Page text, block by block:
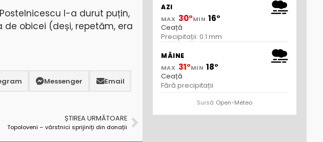
l-a durut puțin,
obicei (deși, repetăm, era
Messenger Email
ȘTIREA URMĂTOARE
Topoloveni – vârstnici sprijiniți din donații
AZI
MAX 30°MIN 16°
Ceață
Precipitații: 0.1 mm
MÂINE
MAX 31°MIN 18°
Ceață
Fără precipitații
Sursă: Open-Meteo